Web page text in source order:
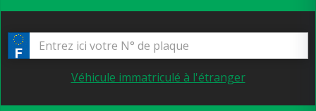
Véhicule immatriculé à l'étranger